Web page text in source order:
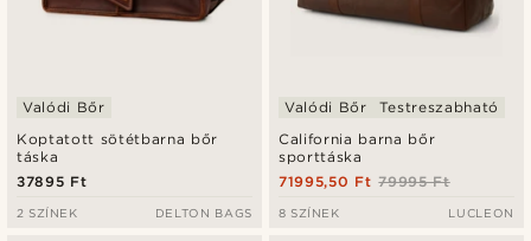
Koptatott sötétbarna bőr
táska
Valódi Bőr
37895 Ft
2 SZÍNEK DELTON BAGS
California barna bőr
sporttáska
Valódi Bőr Testreszabható
79995 Ft
71995,50 Ft
8 SZÍNEK LUCLEON